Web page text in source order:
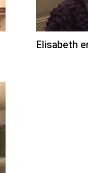
Elisabeth